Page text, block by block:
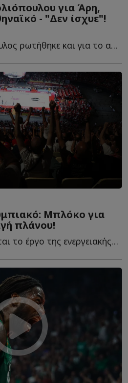
για Άρη,
- "Δεν ίσχυε"!
Ο Βασίλης Τολιόπουλος ρωτήθηκε και για το αν η απόφασή τ...
Μπλόκο για
πλάνου!
Επαναπροκηρύσσεται το έργο της ενεργειακής αναβάθμισης τ...